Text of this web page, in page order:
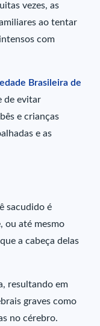
vezes, as
ao tentar
com
Brasileira de
de evitar
e crianças
e as
sacudido é
ou até mesmo
a cabeça delas
resultando em
graves como
no cérebro.